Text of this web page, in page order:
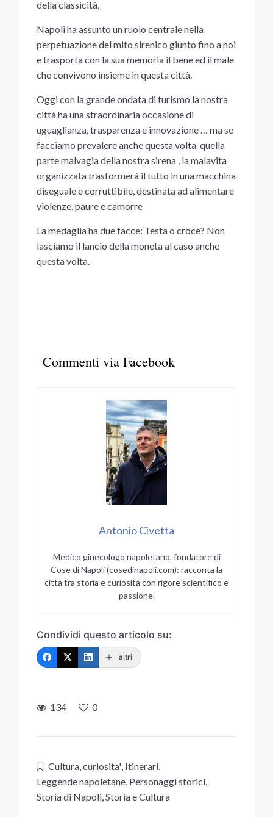
della classicità,
Napoli ha assunto un ruolo centrale nella
perpetuazione del mito sirenico giunto fino a noi
e trasporta con la sua memoria il bene ed il male
che convivono insieme in questa città.
Oggi con la grande ondata di turismo la nostra
città ha una straordinaria occasione di
uguaglianza, trasparenza e innovazione … ma se
facciamo prevalere anche questa volta quella
parte malvagia della nostra sirena , la malavita
organizzata trasformerà il tutto in una macchina
diseguale e corruttibile, destinata ad alimentare
violenze, paure e camorre
La medaglia ha due facce: Testa o croce? Non
lasciamo il lancio della moneta al caso anche
questa volta.
Commenti via Facebook
Antonio Civetta
Medico ginecologo napoletano, fondatore di
Cose di Napoli (cosedinapoli.com): racconta la
città tra storia e curiosità con rigore scientifico e
passione.
Condividi questo articolo su:
altri
134 0
Cultura curiosita' Itinerari
Leggende napoletane Personaggi storici
Storia di Napoli Storia e Cultura